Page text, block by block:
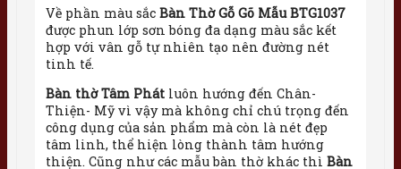
Về phần màu sắc Bàn Thờ Gỗ Gõ Mẫu BTG1037
được phun lớp sơn bóng đa dạng màu sắc kết
hợp với vân gỗ tự nhiên tạo nên đường nét
tinh tế.
Bàn thờ Tâm Phát luôn hướng đến Chân-
Thiện- Mỹ vì vậy mà không chỉ chú trọng đến
công dụng của sản phẩm mà còn là nét đẹp
tâm linh, thể hiện lòng thành tâm hướng
thiện. Cũng như các mẫu bàn thờ khác thì Bàn